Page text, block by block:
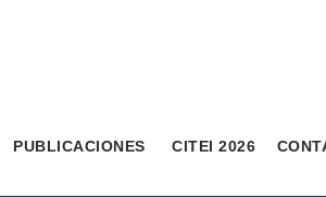
PUBLICACIONES CITEI 2026